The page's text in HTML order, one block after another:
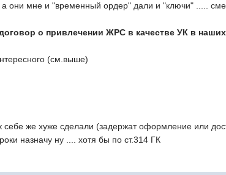
а они мне и "временный ордер" дали и "ключи" .....
о привлечении ЖРС в качестве УК в
(см.выше)
себе же хуже сделали (задержат оформление или
назначу ну .... хотя бы по ст.314 ГК